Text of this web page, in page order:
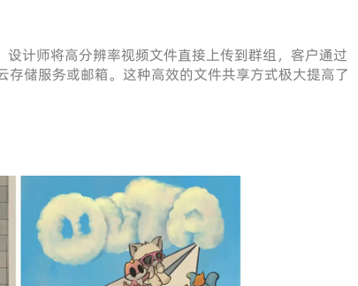
设计师将高分辨率视频文件直接上传到群组，客户通过
储服务或邮箱。这种高效的文件共享方式极大提高了